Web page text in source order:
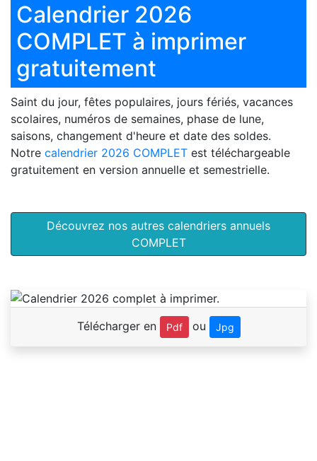
Calendrier 2026
COMPLET à imprimer
gratuitement
Saint du jour, fêtes populaires, jours fériés, vacances
scolaires, numéros de semaines, phase de lune,
saisons, changement d'heure et date des soldes.
Notre calendrier 2026 COMPLET est téléchargeable
gratuitement en version annuelle et semestrielle.
Découvrez nos autres calendriers annuels
COMPLET
Télécharger en Pdf ou Jpg